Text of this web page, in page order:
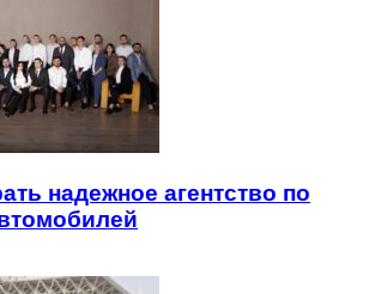
надежное агентство по